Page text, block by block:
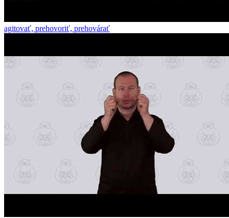
agitovať, prehovoriť, prehovárať